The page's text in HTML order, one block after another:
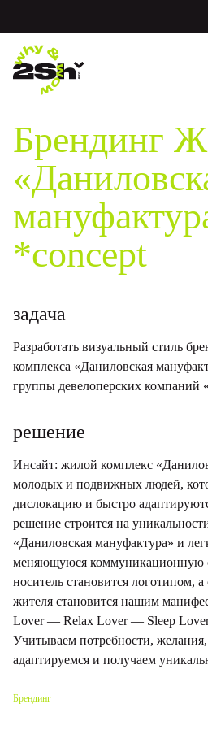
Брендинг
*concept
задача
Разработать визуальный стиль
комплекса «Даниловская
группы девелоперских компаний
решение
Инсайт: жилой комплекс
молодых и подвижных людей,
дислокацию и быстро
решение строится на
«Даниловская мануфактура» и
меняющуюся коммуникационную
носитель становится логотипом,
жителя становится нашим
Lover — Relax Lover — Sleep
Учитываем потребности,
адаптируемся и получаем
Брендинг